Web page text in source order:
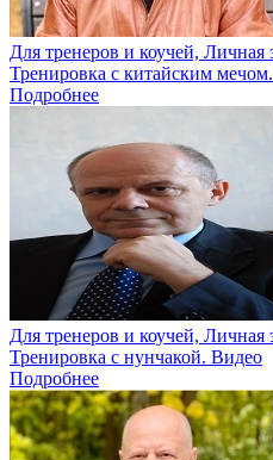
Для тренеров и коучей, Личная
Тренировка с китайским
Подробнее
Для тренеров и коучей, Личная
Тренировка с нунчакой. Видео
Подробнее